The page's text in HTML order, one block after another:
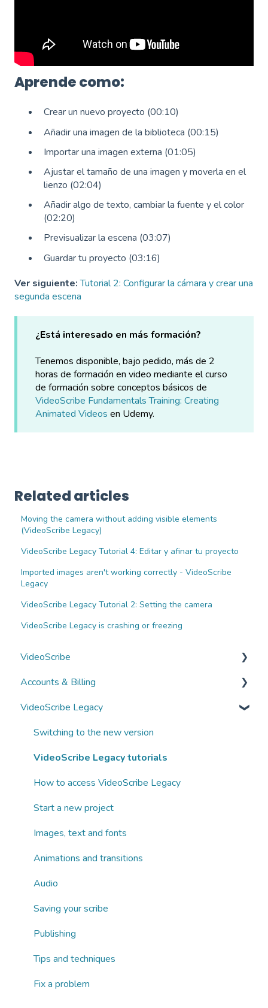
Aprende como:
Crear un nuevo proyecto (00:10)
Añadir una imagen de la biblioteca (00:15)
Importar una imagen externa (01:05)
Ajustar el tamaño de una imagen y moverla en el
lienzo (02:04)
Añadir algo de texto, cambiar la fuente y el color
(02:20)
Previsualizar la escena (03:07)
Guardar tu proyecto (03:16)
Ver siguiente:Tutorial 2: Configurar la cámara y crear una
segunda escena
¿Está interesado en más formación?
Tenemos disponible, bajo pedido, más de 2
horas de formación en video mediante el curso
de formación sobre conceptos básicos de
VideoScribe Fundamentals Training: Creating
Animated Videos en Udemy.
Related articles
Moving the camera without adding visible elements
(VideoScribe Legacy)
VideoScribe Legacy Tutorial 4: Editar y afinar tu proyecto
Imported images aren't working correctly - VideoScribe
Legacy
VideoScribe Legacy Tutorial 2: Setting the camera
VideoScribe Legacy is crashing or freezing
VideoScribe
VideoScribe tutorials
How to access VideoScribe
Start a new project
Images, text and fonts
Animations and transitions
Audio
AI tools
Publishing
Fix a problem
Accounts & Billing
Managing your account
Subscriptions and payments
Business subscriptions
Partnering with Sparkol
VideoScribe Legacy
Switching to the new version
VideoScribe Legacy tutorials
How to access VideoScribe Legacy
Start a new project
Images, text and fonts
Animations and transitions
Audio
Saving your scribe
Publishing
Tips and techniques
Fix a problem